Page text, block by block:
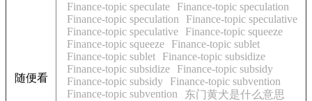
随便看
Finance-topic speculate
Finance-topic speculation
Finance-topic speculation
Finance-topic speculative
Finance-topic speculative
Finance-topic squeeze
Finance-topic squeeze
Finance-topic sublet
Finance-topic sublet
Finance-topic subsidize
Finance-topic subsidize
Finance-topic subsidy
Finance-topic subsidy
Finance-topic subvention
Finance-topic subvention
东门黄犬是什么意思